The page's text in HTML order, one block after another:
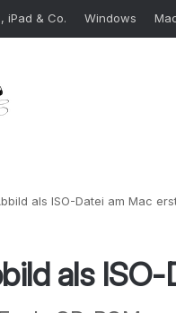
iPad & Co. Windows
als ISO-Datei am Mac
als